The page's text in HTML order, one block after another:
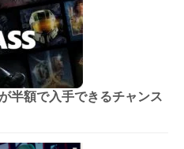
半額で入手できるチャンス